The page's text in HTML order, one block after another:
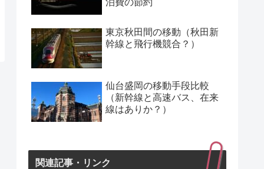
東京秋田間の移動（秋田新
幹線と飛行機競合？）
仙台盛岡の移動手段比較
（新幹線と高速バス、在来
線はありか？）
関連記事・リンク